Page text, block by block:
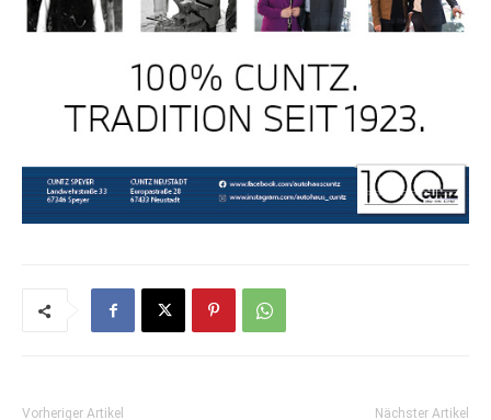
Vorheriger Artikel Nächster Artikel